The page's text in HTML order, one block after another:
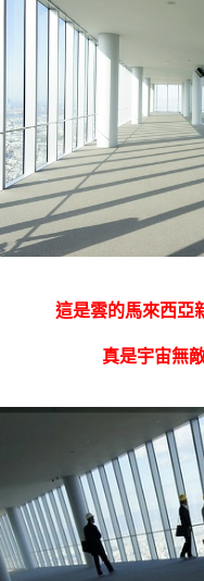
這是雲的馬來西亞
真是宇宙無